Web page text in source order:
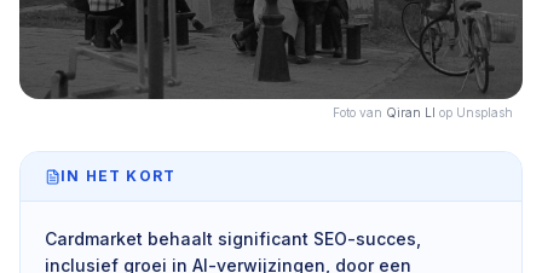
Foto van Qiran LI op Unsplash
IN HET KORT
Cardmarket behaalt significant SEO-succes,
inclusief groei in AI-verwijzingen, door een